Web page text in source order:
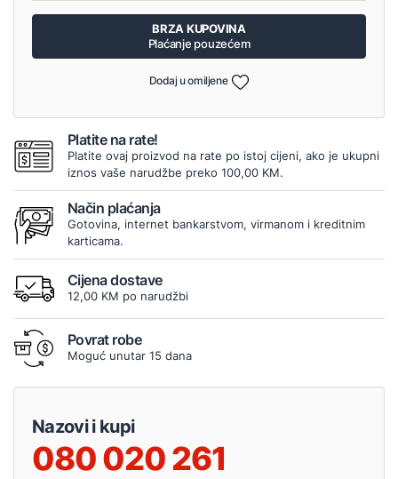
BRZA KUPOVINA
Plaćanje pouzećem
Dodaj u omiljene
Platite na rate!
Platite ovaj proizvod na rate po istoj cijeni, ako je ukupni
iznos vaše narudžbe preko 100,00 KM.
Način plaćanja
Gotovina, internet bankarstvom, virmanom i kreditnim
karticama.
Cijena dostave
12,00 KM po narudžbi
Povrat robe
Moguć unutar 15 dana
Nazovi i kupi
080 020 261